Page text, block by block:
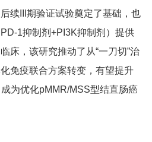
续III期验证试验奠定了基础，也
1抑制剂+PI3K抑制剂）提供
床，该研究推动了从“一刀切”治
免疫联合方案转变，有望提升
为优化pMMR/MSS型结直肠癌